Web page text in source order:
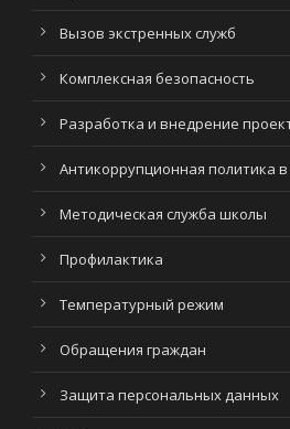
Вызов экстренных служб
Комплексная безопасность
Разработка и внедрение
Антикоррупционная политика
Методическая служба школы
Профилактика
Температурный режим
Обращения граждан
Защита персональных данных